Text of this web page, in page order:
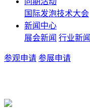
国际发泡技术大会
新闻中心
展会新闻 行业新闻
参观申请 参展申请